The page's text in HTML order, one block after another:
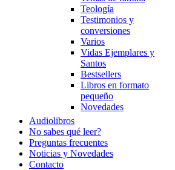
Teología
Testimonios y
conversiones
Varios
Vidas Ejemplares y
Santos
Bestsellers
Libros en formato
pequeño
Novedades
Audiolibros
No sabes qué leer?
Preguntas frecuentes
Noticias y Novedades
Contacto